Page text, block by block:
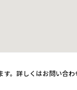
。詳しくはお問い合わ